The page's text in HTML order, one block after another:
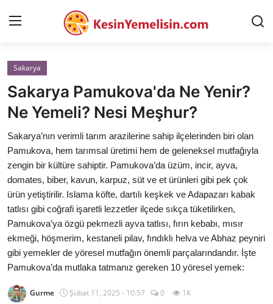
AnaSayfa
Gizlilik Sözleşmesi
Rüya Tabirleri
Diyet & Sağlıklı Beslenme
İletişim
Şehirler
Helal Gıda & Dini Hükümler
Gıda Güvenliği & Bilimi
Kalori & Diyet Rehberi
Sakarya
Sakarya Pamukova'da Ne Yenir?
Ne Yemeli? Nesi Meşhur?
Sakarya’nın verimli tarım arazilerine sahip ilçelerinden biri olan
Pamukova, hem tarımsal üretimi hem de geleneksel mutfağıyla
zengin bir kültüre sahiptir. Pamukova’da üzüm, incir, ayva,
domates, biber, kavun, karpuz, süt ve et ürünleri gibi pek çok
ürün yetiştirilir. Islama köfte, dartılı keşkek ve Adapazarı kabak
tatlısı gibi coğrafi işaretli lezzetler ilçede sıkça tüketilirken,
Pamukova’ya özgü pekmezli ayva tatlısı, fırın kebabı, mısır
ekmeği, höşmerim, kestaneli pilav, fındıklı helva ve Abhaz peyniri
gibi yemekler de yöresel mutfağın önemli parçalarındandır. İşte
Pamukova’da mutlaka tatmanız gereken 10 yöresel yemek:
Gurme Şubat 11, 2025 - 10:57 0 1K